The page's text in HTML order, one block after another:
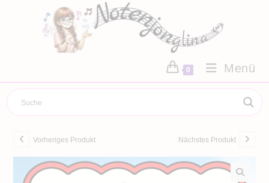
0 Menü
Vorheriges Produkt Nächstes Produkt